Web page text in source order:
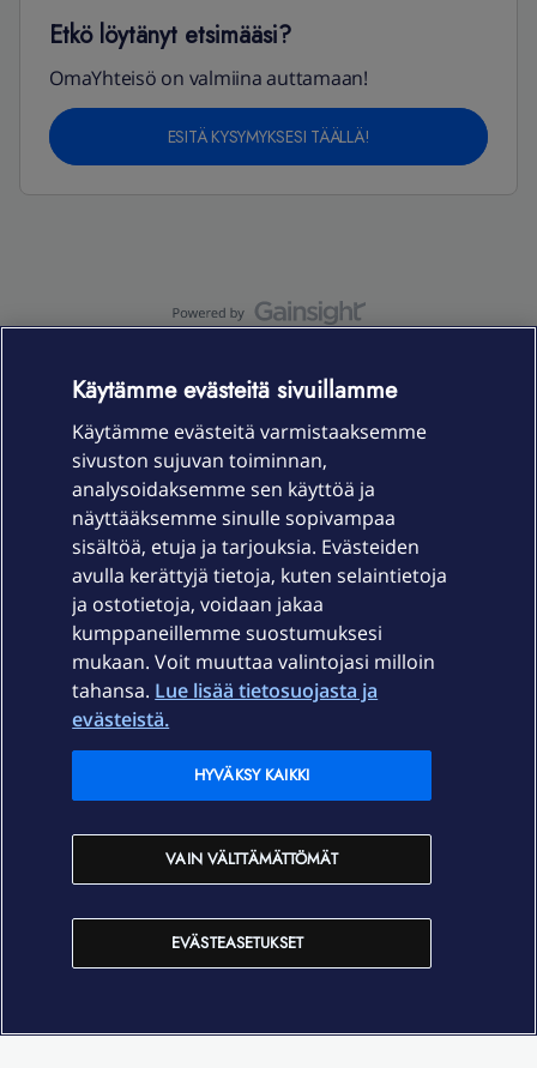
Etkö löytänyt etsimääsi?
OmaYhteisö on valmiina auttamaan!
ESITÄ KYSYMYKSESI TÄÄLLÄ!
Laitteet & liittymät
Palvelut
Ajankohtaista
Elisa Oyj
In English
Käytämme evästeitä sivuillamme
Käytämme evästeitä varmistaaksemme
sivuston sujuvan toiminnan,
analysoidaksemme sen käyttöä ja
näyttääksemme sinulle sopivampaa
sisältöä, etuja ja tarjouksia. Evästeiden
avulla kerättyjä tietoja, kuten selaintietoja
ja ostotietoja, voidaan jakaa
kumppaneillemme suostumuksesi
mukaan. Voit muuttaa valintojasi milloin
tahansa. Lue lisää tietosuojasta ja
evästeistä.
EVÄSTEASETUKSET
VAIN VÄLTTÄMÄTTÖMÄT
HYVÄKSY KAIKKI